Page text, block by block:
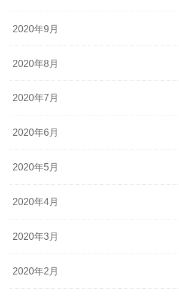
2020年9月
2020年8月
2020年7月
2020年6月
2020年5月
2020年4月
2020年3月
2020年2月